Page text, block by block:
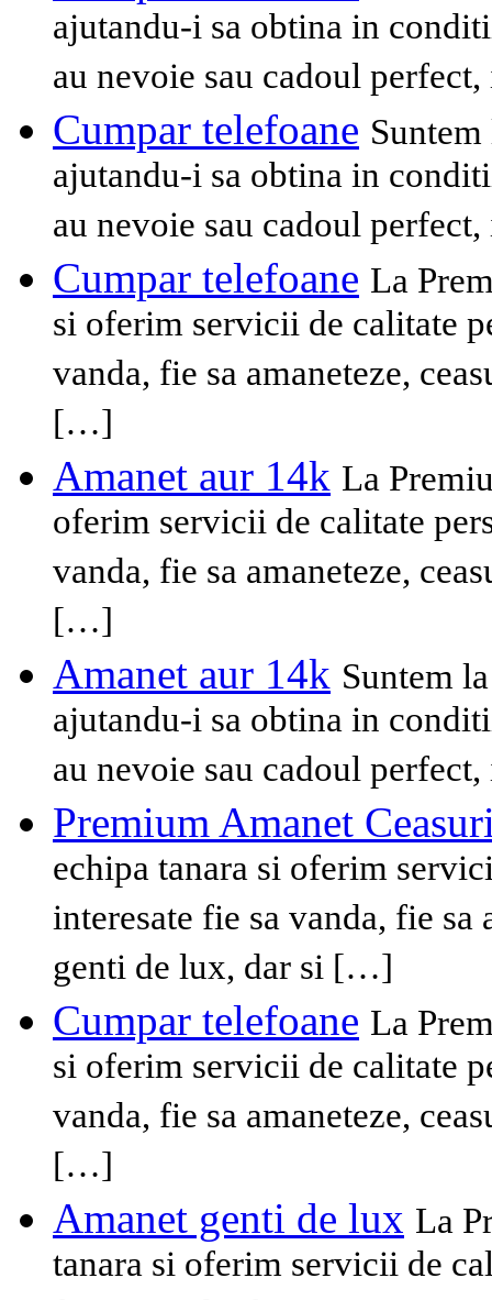
ajutandu-i sa obtina in
au nevoie sau cadoul
Cumpar telefoane
ajutandu-i sa obtina in
au nevoie sau cadoul
Cumpar telefoane La
si oferim servicii de calitate
vanda, fie sa amaneteze,
[…]
Amanet aur 14k La
oferim servicii de calitate
vanda, fie sa amaneteze,
[…]
Amanet aur 14k Suntem
ajutandu-i sa obtina in
au nevoie sau cadoul
Premium Amanet
echipa tanara si oferim
interesate fie sa vanda, fie
genti de lux, dar si […]
Cumpar telefoane La
si oferim servicii de calitate
vanda, fie sa amaneteze,
[…]
Amanet genti de lux La
tanara si oferim servicii de